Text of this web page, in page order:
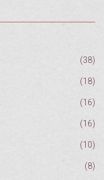
(38)
(18)
(16)
(16)
(10)
(8)